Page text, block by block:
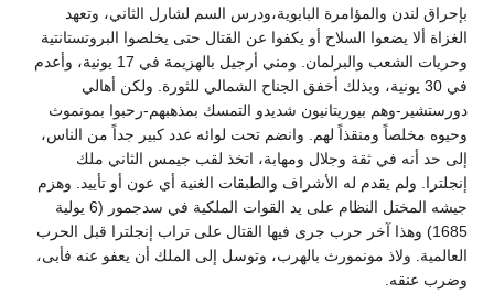
بإحراق لندن والمؤامرة البابوية،ودرس السم لشارل الثاني، وتعهد
الغزاة ألا يضعوا السلاح أو يكفوا عن القتال حتى يخلصوا البروتستانتية
وحريات الشعب والبرلمان. ومني أرجيل بالهزيمة في 17 يونية، وأعدم
في 30 يونية، وبذلك أخفق الجناح الشمالي للثورة. ولكن أهالي
دورستشير-وهم بيوريتانيون شديدو التمسك بمذهبهم-رحبوا بمونموث
وحيوه مخلصاً ومنقذاً لهم. وانضم تحت لوائه عدد كبير جداً من الناس،
إلى حد أنه في ثقة وجلال ومهابة، اتخذ لقب جيمس الثاني ملك
إنجلترا. ولم يقدم له الأشراف والطبقات الغنية أي عون أو تأييد. وهزم
جيشه المختل النظام على يد القوات الملكية في سدجمور (6 يولية
1685) وهذا آخر حرب جرى فيها القتال على تراب إنجلترا قبل الحرب
العالمية. ولاذ مونمورث بالهرب، وتوسل إلى الملك أن يعفو عنه فأبى،
وضرب عنقه.